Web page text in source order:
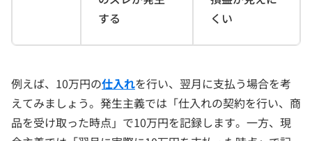
する
くい
例えば、10万円の仕入れを行い、翌月に支払う場合を考
えてみましょう。発生主義では「仕入れの契約を行い、商
品を受け取った時点」で10万円を記録します。一方、現